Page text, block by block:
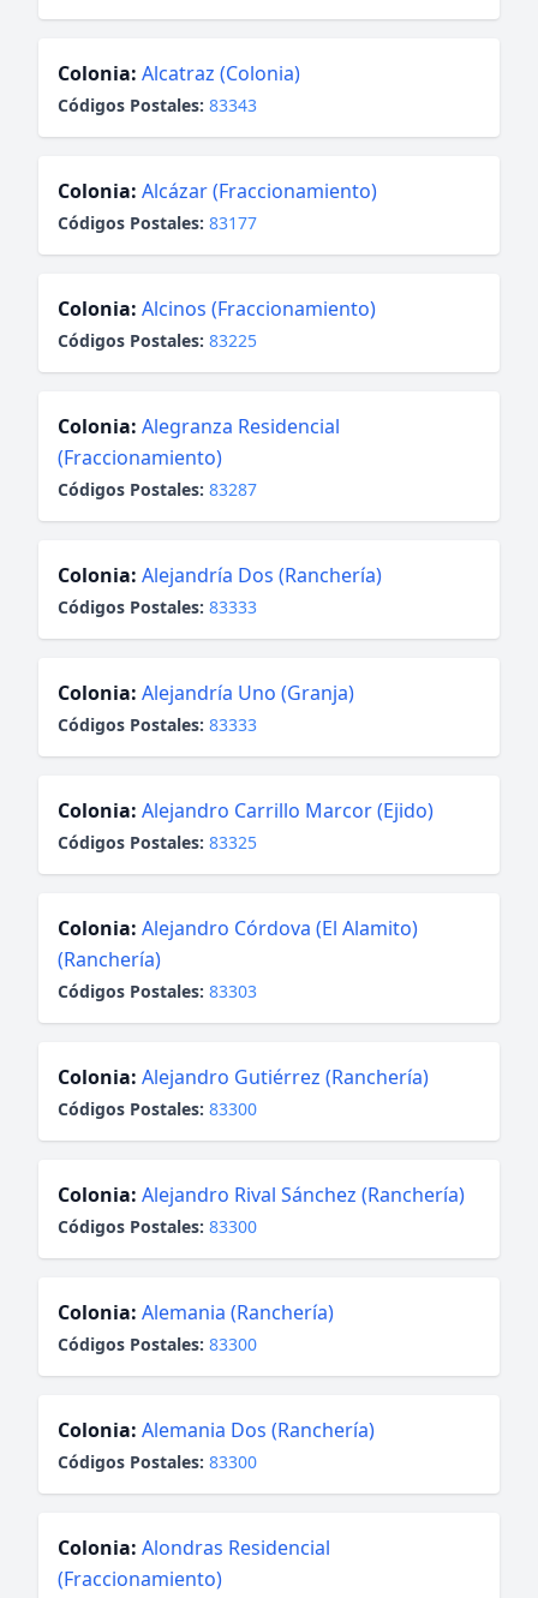
Colonia: Alcatraz (Colonia)
Códigos Postales: 83343
Colonia: Alcázar (Fraccionamiento)
Códigos Postales: 83177
Colonia: Alcinos (Fraccionamiento)
Códigos Postales: 83225
Colonia: Alegranza Residencial
(Fraccionamiento)
Códigos Postales: 83287
Colonia: Alejandría Dos (Ranchería)
Códigos Postales: 83333
Colonia: Alejandría Uno (Granja)
Códigos Postales: 83333
Colonia: Alejandro Carrillo Marcor (Ejido)
Códigos Postales: 83325
Colonia: Alejandro Córdova (El Alamito)
(Ranchería)
Códigos Postales: 83303
Colonia: Alejandro Gutiérrez (Ranchería)
Códigos Postales: 83300
Colonia: Alejandro Rival Sánchez (Ranchería)
Códigos Postales: 83300
Colonia: Alemania (Ranchería)
Códigos Postales: 83300
Colonia: Alemania Dos (Ranchería)
Códigos Postales: 83300
Colonia: Alondras Residencial
(Fraccionamiento)